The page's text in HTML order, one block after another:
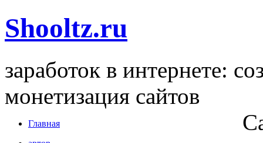
Shooltz.ru
заработок в интернете:
монетизация сайтов
Главная